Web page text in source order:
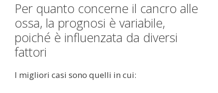
Per quanto concerne il cancro alle
ossa, la prognosi è variabile,
poiché è influenzata da diversi
fattori
I migliori casi sono quelli in cui: